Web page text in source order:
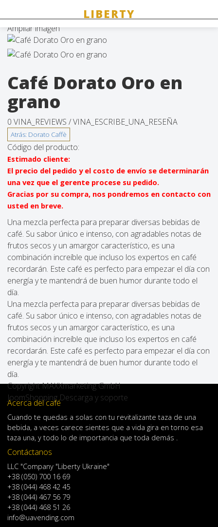
Ampliar imagen
Café Dorato Oro en
grano
0 VINA_REVIEWS /VINA_ESCRIBE_UNA_RESEÑA
Código del producto:
Estimado cliente:
El precio del pedido y el costo de envío se determinarán
una vez que el gerente procese su pedido.
Gracias por su compra, nos pondremos en contacto con
usted en breve.
Una mezcla perfecta para preparar diversas bebidas de
café. Su sabor único e intenso, con agradables notas de
frutos secos y un amargor característico, es una
combinación increíble que incluso los expertos en café
recordarán. Este café es perfecto para empezar el día con
energía y te mantendrá de buen humor durante todo el
día.
Una mezcla perfecta para preparar diversas bebidas de
café. Su sabor único e intenso, con agradables notas de
frutos secos y un amargor característico, es una
combinación increíble que incluso los expertos en café
recordarán. Este café es perfecto para empezar el día con
energía y te mantendrá de buen humor durante todo el
día.
Copyright MAXXmarketing GmbH
JoomShopping Descarga y soporte
Acerca del café
Cuando te quedas a solas con tu revitalizante taza de una
bebida, a veces carece sientes que a vida gira en torno esa
taza una, y todo lo de importancia que toda demás .
Contáctanos
LLC "Company "Liberty Ukraine"
+38 (050) 700 16 69
+38 (044) 468 42 45
+38 (044) 467 56 79
+38 (044) 468 51 26
info@uavending.com